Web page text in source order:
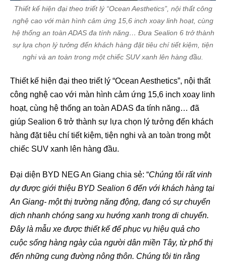
Thiết kế hiện đại theo triết lý “Ocean Aesthetics”, nội thất công
nghệ cao với màn hình cảm ứng 15,6 inch xoay linh hoạt, cùng
hệ thống an toàn ADAS đa tính năng… Đưa Sealion 6 trở thành
sự lựa chọn lý tưởng đến khách hàng đặt tiêu chí tiết kiệm, tiện
nghi và an toàn trong một chiếc SUV xanh lên hàng đầu.
Thiết kế hiện đại theo triết lý “Ocean Aesthetics”, nội thất
công nghệ cao với màn hình cảm ứng 15,6 inch xoay linh
hoạt, cùng hệ thống an toàn ADAS đa tính năng… đã
giúp Sealion 6 trở thành sự lựa chọn lý tưởng đến khách
hàng đặt tiêu chí tiết kiệm, tiện nghi và an toàn trong một
chiếc SUV xanh lên hàng đầu.
Đại diện BYD NEG An Giang chia sẻ: “Chúng tôi rất vinh
dự được giới thiệu BYD Sealion 6 đến với khách hàng tại
An Giang- một thị trường năng động, đang có sự chuyển
dịch nhanh chóng sang xu hướng xanh trong di chuyển.
Đây là mẫu xe được thiết kế để phục vụ hiệu quả cho
cuộc sống hàng ngày của người dân miền Tây, từ phố thị
đến những cung đường nông thôn. Chúng tôi tin rằng